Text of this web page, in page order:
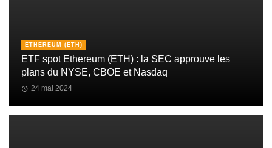
ETHEREUM (ETH)
ETF spot Ethereum (ETH) : la SEC approuve les
plans du NYSE, CBOE et Nasdaq
24 mai 2024